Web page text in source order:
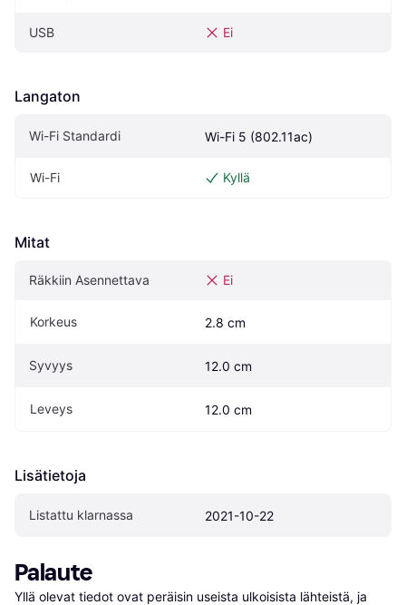
USB Ei
Langaton
Wi-Fi Standardi Wi-Fi 5 (802.11ac)
Wi-Fi Kyllä
Mitat
Räkkiin Asennettava Ei
Korkeus 2.8 cm
Syvyys 12.0 cm
Leveys 12.0 cm
Lisätietoja
Listattu klarnassa 2021-10-22
Palaute
Yllä olevat tiedot ovat peräisin useista ulkoisista lähteistä, ja